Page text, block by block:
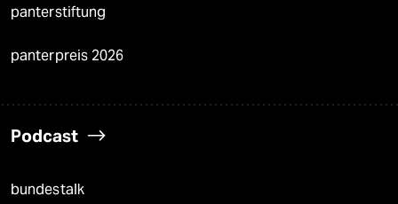
panterstiftung
panterpreis 2026
Podcast
bundestalk